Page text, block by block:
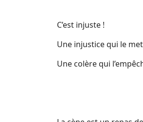
C’est injuste !
Une injustice qui le
Une colère qui